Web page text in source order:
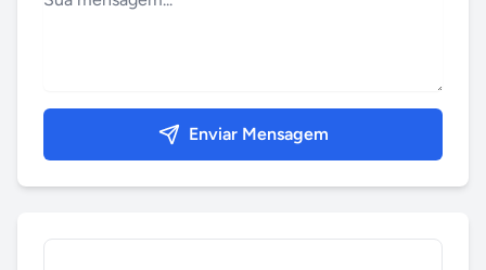
Enviar Mensagem